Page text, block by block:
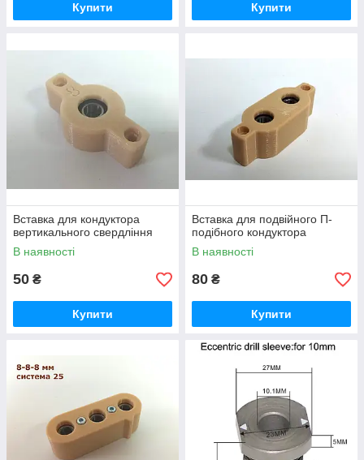
Купити Купити
Вставка для кондуктора
вертикального свердління
В наявності
50 ₴
Купити
Вставка для подвійного П-
подібного кондуктора
В наявності
80 ₴
Купити